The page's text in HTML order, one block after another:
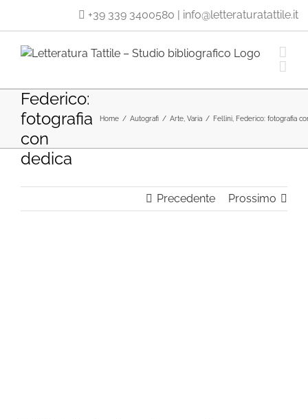
+39 339 3400580 | info@letteraturatattile.it
Federico:
fotografia
con
dedica
Home / Autografi / Arte Varia / Fellini, Federico: fotografia
Precedente Prossimo